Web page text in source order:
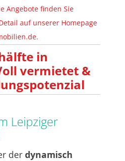
Angebote finden Sie
auf unserer Homepage
in
vermietet &
Leipziger
der dynamisch